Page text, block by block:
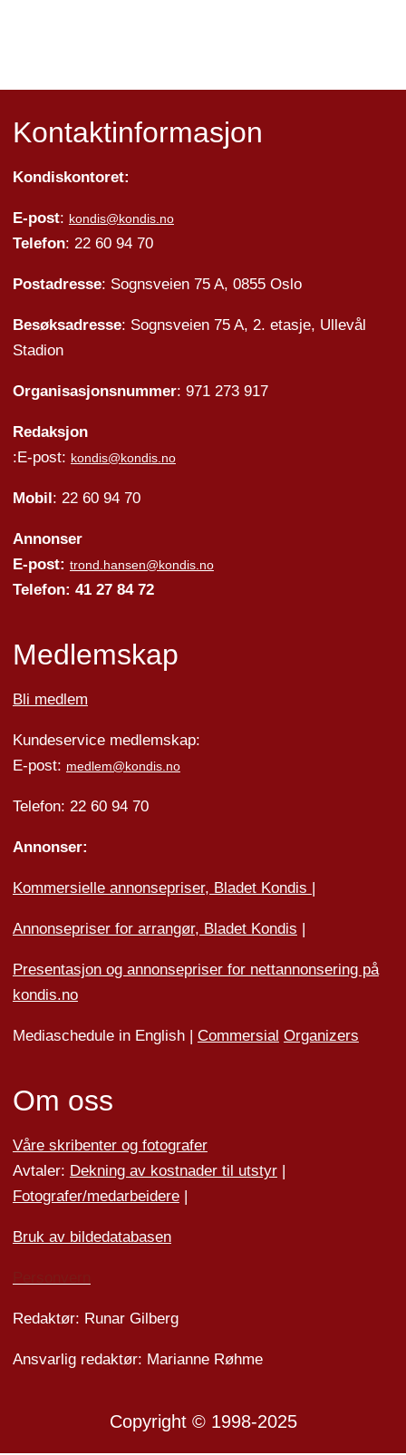
Kontaktinformasjon
Kondiskontoret:
E-post: kondis@kondis.no
Telefon: 22 60 94 70
Postadresse: Sognsveien 75 A, 0855 Oslo
Besøksadresse: Sognsveien 75 A, 2. etasje, Ullevål
Stadion
Organisasjonsnummer: 971 273 917
Redaksjon
:E-post: kondis@kondis.no
Mobil: 22 60 94 70
Annonser
E-post: trond.hansen@kondis.no
Telefon: 41 27 84 72
Medlemskap
Bli medlem
Kundeservice medlemskap:
E-post: medlem@kondis.no
Telefon: 22 60 94 70
Annonser:
Kommersielle annonsepriser, Bladet Kondis |
Annonsepriser for arrangør, Bladet Kondis |
Presentasjon og annonsepriser for nettannonsering på
kondis.no
Mediaschedule in English | Commersial Organizers
Om oss
Våre skribenter og fotografer
Avtaler: Dekning av kostnader til utstyr|
Fotografer/medarbeidere|
Bruk av bildedatabasen
Redaktør: Runar Gilberg
Ansvarlig redaktør: Marianne Røhme
Copyright © 1998-2025